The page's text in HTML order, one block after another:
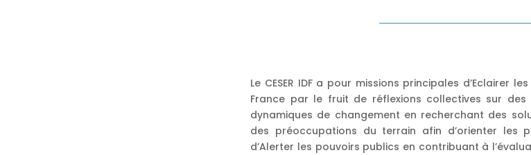
Le CESER IDF a pour missions principales d’Eclairer
France par le fruit de réflexions collectives sur des
dynamiques de changement en recherchant des
des préoccupations du terrain afin d’orienter les
d’Alerter les pouvoirs publics en contribuant à